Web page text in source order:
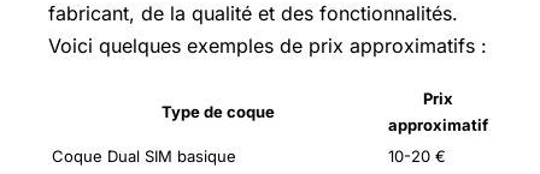
fabricant, de la qualité et des fonctionnalités.
Voici quelques exemples de prix approximatifs :
Type de coque
Prix
approximatif
Coque Dual SIM basique
10-20 €